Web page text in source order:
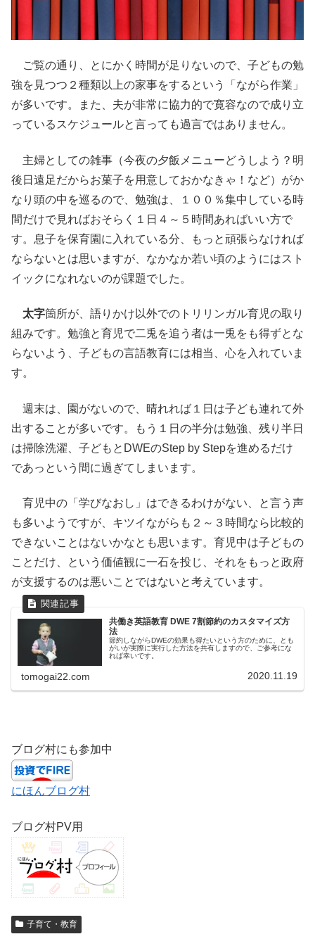
ご覧の通り、とにかく時間が足りないので、子どもの勉
強を見つつ２種類以上の家事をするという「ながら作業」
が多いです。また、夫が非常に協力的で寛容なので成り立
っているスケジュールと言っても過言ではありません。
主婦としての雑事（今夜の夕飯メニューどうしよう？明
後日遠足だからお菓子を用意しておかなきゃ！など）がか
なり頭の中を巡るので、勉強は、１００％集中している時
間だけで見ればおそらく１日４～５時間あればいい方で
す。息子を保育園に入れている分、もっと頑張らなければ
ならないとは思いますが、なかなか若い頃のようにはスト
イックになれないのが課題でした。
太字箇所が、語りかけ以外でのトリリンガル育児の取り
組みです。勉強と育児で二兎を追う者は一兎をも得ずとな
らないよう、子どもの言語教育には相当、心を入れていま
す。
週末は、園がないので、晴れれば１日は子ども連れて外
出することが多いです。もう１日の半分は勉強、残り半日
は掃除洗濯、子どもとDWEのStep by Stepを進めるだけ
であっという間に過ぎてしまいます。
育児中の「学びなおし」はできるわけがない、と言う声
も多いようですが、キツイながらも２～３時間なら比較的
できないことはないかなとも思います。育児中は子どもの
ことだけ、という価値観に一石を投じ、それをもっと政府
が支援するのは悪いことではないと考えています。
共働き英語教育 DWE 7割節約のカスタマイズ方
法
節約しながらDWEの効果も得たいという方のために、とも
がいが実際に実行した方法を共有しますので、ご参考にな
れば幸いです。
tomogai22.com 2020.11.19
ブログ村にも参加中
にほんブログ村
ブログ村PV用
子育て・教育